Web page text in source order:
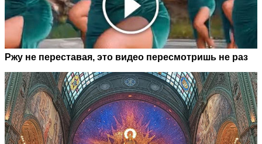
Ржу не переставая, это видео пересмотришь не раз